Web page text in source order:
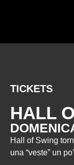
HALL
Hall of Swing
una “veste” un
TICKETS